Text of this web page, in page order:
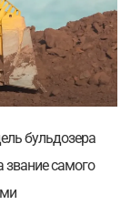
бульдозера
звание самого